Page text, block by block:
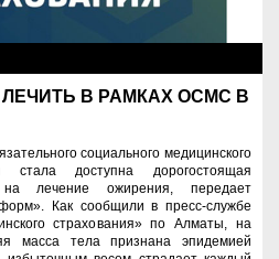
В РАМКАХ ОСМС В
социального медицинского
стала доступна дорогостоящая
на лечение ожирения, передает
Как сообщили в пресс-службе
страхования» по Алматы, на
масса тела признана эпидемией